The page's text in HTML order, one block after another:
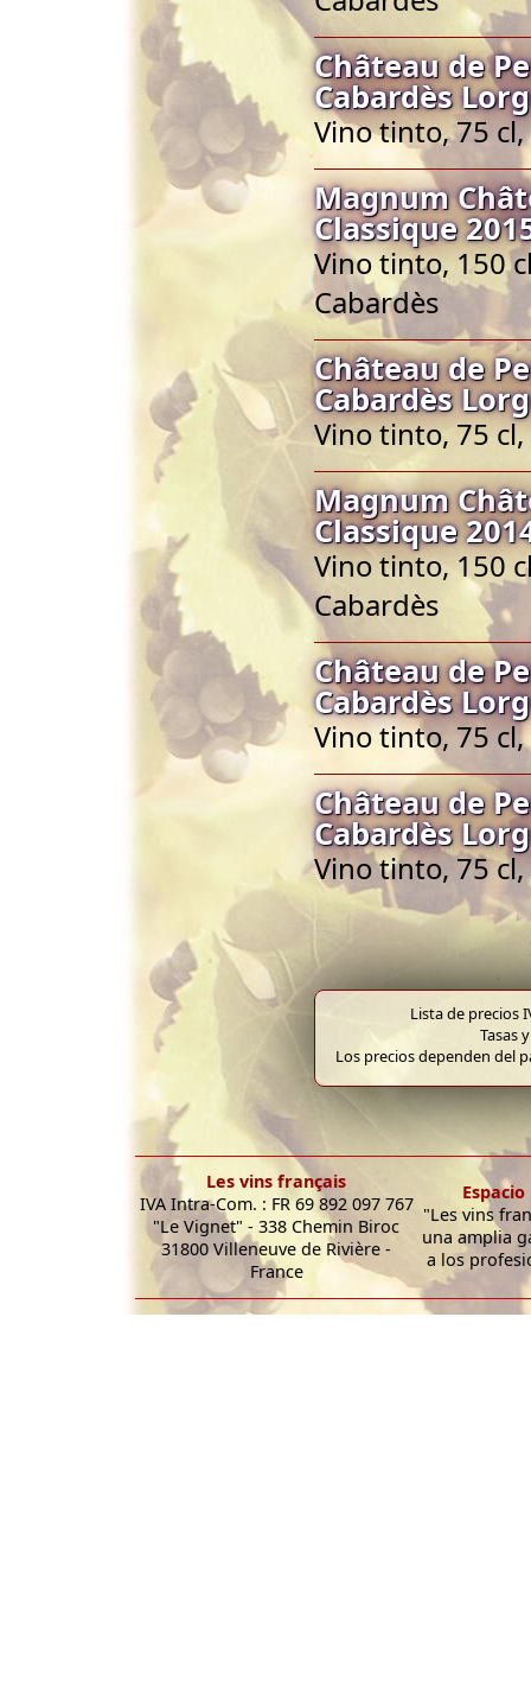
Château de
Cabardès
Vino tinto, 75
Magnum
Classique
Vino tinto, 150
Cabardès
Château de
Cabardès
Vino tinto, 75
Magnum
Classique
Vino tinto, 150
Cabardès
Château de
Cabardès
Vino tinto, 75
Château de
Cabardès
Vino tinto, 75
Lista de precios
Tasas
Los precios dependen del
Les vins français
IVA Intra-Com. : FR 69 892 097 767
"Le Vignet" - 338 Chemin Biroc
31800 Villeneuve de Rivière -
France
"Les vins
una amplia
a los